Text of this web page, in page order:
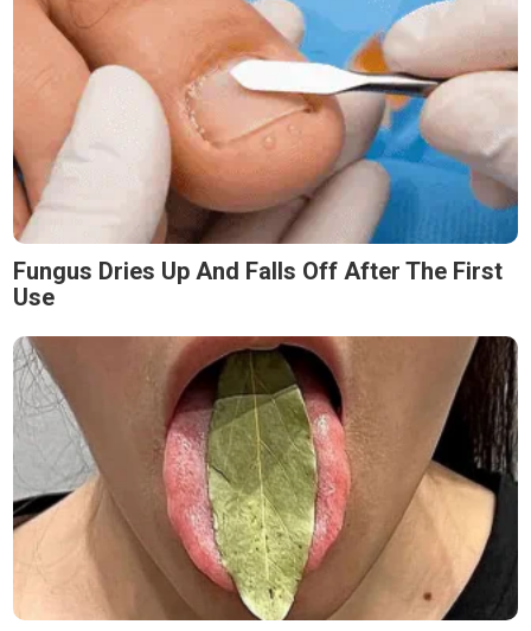
Fungus Dries Up And Falls Off After The First
Use